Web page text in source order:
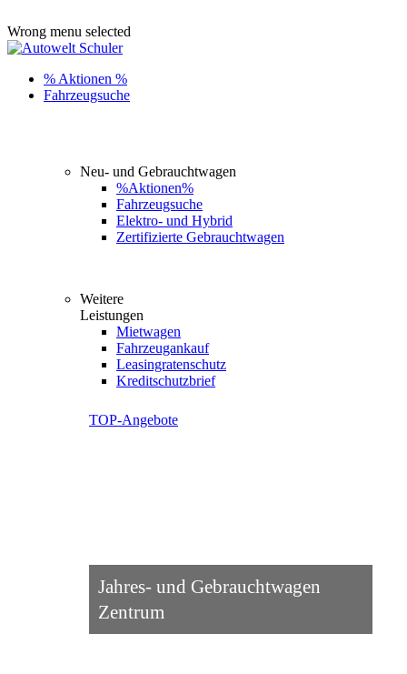
Wrong menu selected
% Aktionen %
Fahrzeugsuche
Neu- und Gebrauchtwagen
%Aktionen%
Fahrzeugsuche
Elektro- und Hybrid
Zertifizierte Gebrauchtwagen
Weitere
Leistungen
Mietwagen
Fahrzeugankauf
Leasingratenschutz
Kreditschutzbrief
TOP-Angebote
Jahres- und Gebrauchtwagen
Zentrum